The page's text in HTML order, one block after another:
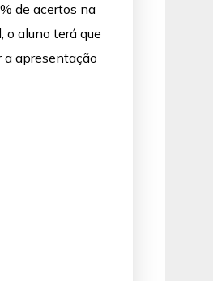
de acertos na
o aluno terá que
a apresentação